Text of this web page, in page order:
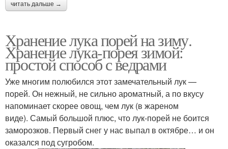
читать дальше →
Хранение лука порей на зиму.
Хранение лука-порея зимой:
простой способ с ведрами
Уже многим полюбился этот замечательный лук —
порей. Он нежный, не сильно ароматный, а по вкусу
напоминает скорее овощ, чем лук (в жареном
виде). Самый большой плюс, что лук-порей не боится
заморозков. Первый снег у нас выпал в октябре… и он
оказался под сугробом.